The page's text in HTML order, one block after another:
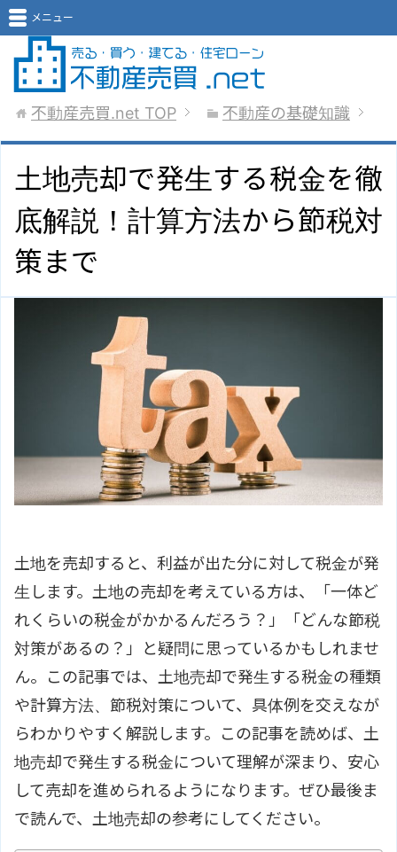
メニュー
不動産売買.net TOP 不動産の基礎知識
土地売却で発生する税金を徹
底解説！計算方法から節税対
策まで
土地を売却すると、利益が出た分に対して税金が発
生します。土地の売却を考えている方は、「一体ど
れくらいの税金がかかるんだろう？」「どんな節税
対策があるの？」と疑問に思っているかもしれませ
ん。この記事では、土地売却で発生する税金の種類
や計算方法、節税対策について、具体例を交えなが
らわかりやすく解説します。この記事を読めば、土
地売却で発生する税金について理解が深まり、安心
して売却を進められるようになります。ぜひ最後ま
で読んで、土地売却の参考にしてください。